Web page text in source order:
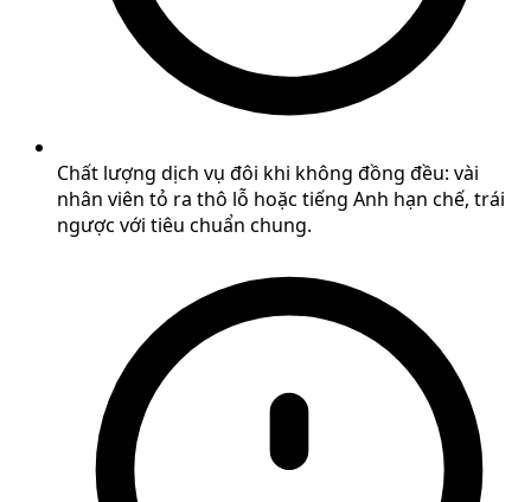
Chất lượng dịch vụ đôi khi không đồng đều: vài
nhân viên tỏ ra thô lỗ hoặc tiếng Anh hạn chế, trái
ngược với tiêu chuẩn chung.